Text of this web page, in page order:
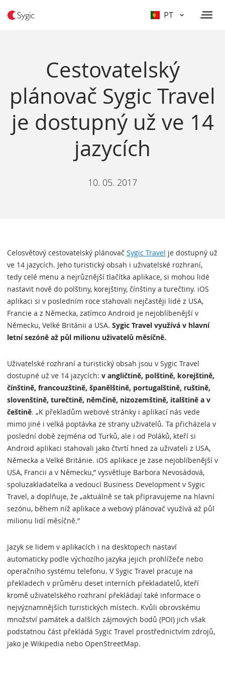
PT
Cestovatelský
plánovač Sygic Travel
je dostupný už ve 14
jazycích
10. 05. 2017
Celosvětový cestovatelský plánovač Sygic Travel je dostupný už
ve 14 jazycích. Jeho turistický obsah i uživatelské rozhraní,
tedy celé menu a nejrůznější tlačítka aplikace, si mohou lidé
nastavit nově do polštiny, korejštiny, čínštiny a turečtiny. iOS
aplikaci si v posledním roce stahovali nejčastěji lidé z USA,
Francie a z Německa, zatímco Android je nejoblíbenější v
Německu, Velké Británii a USA. Sygic Travel využívá v hlavní
letní sezóně až půl milionu uživatelů měsíčně.
Uživatelské rozhraní a turistický obsah jsou v Sygic Travel
dostupné už ve 14 jazycích: v angličtině, polštině, korejštině,
čínštině, francouzštině, španělštině, portugalštině, ruštině,
slovenštině, turečtině, němčině, nizozemštině, italštině a v
češtině. „K překladům webové stránky i aplikací nás vede
mimo jiné i velká poptávka ze strany uživatelů. Ta přicházela v
poslední době zejména od Turků, ale i od Poláků, kteří si
Android aplikaci stahovali jako čtvrtí hned za uživateli z USA,
Německa a Velké Británie. iOS aplikace je zase nejoblíbenější v
USA, Francii a v Německu,” vysvětluje Barbora Nevosádová,
spoluzakladatelka a vedoucí Business Development v Sygic
Travel, a doplňuje, že „aktuálně se tak připravujeme na hlavní
sezónu, během níž aplikace a webový plánovač využívá až půl
milionu lidí měsíčně.”
Jazyk se lidem v aplikacích i na desktopech nastaví
automaticky podle výchozího jazyka jejich prohlížeče nebo
operačního systému telefonu. V Sygic Travel pracuje na
překladech v průměru deset interních překladatelů, kteří
kromě uživatelského rozhraní překládají také informace o
nejvýznamnějších turistických místech. Kvůli obrovskému
množství památek a dalších zájmových bodů (POI) jich však
podstatnou část překládá Sygic Travel prostřednictvím zdrojů,
jako je Wikipedia nebo OpenStreetMap.